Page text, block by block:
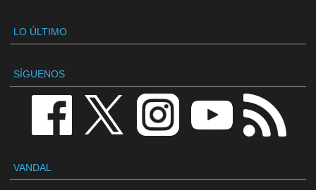
LO ÚLTIMO
SÍGUENOS
VANDAL